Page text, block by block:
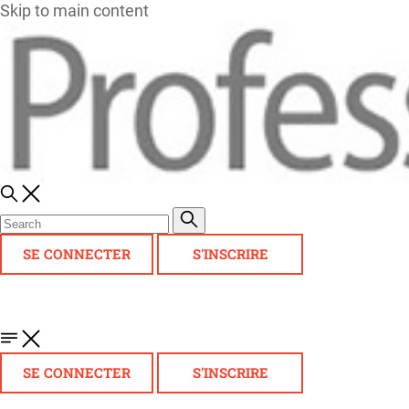
Skip to main content
SE CONNECTER S'INSCRIRE
SE CONNECTER S'INSCRIRE